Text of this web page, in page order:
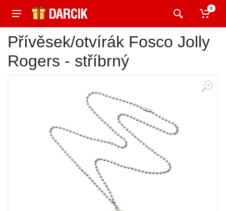
0
Přívěsek/otvírák Fosco Jolly
Rogers - stříbrný